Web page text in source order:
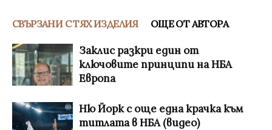
СВЪРЗАНИ С ТЯХ ИЗДЕЛИЯ ОЩЕ ОТ АВТОРА
Заклис разкри един от
ключовите принципи на НБА
Европа
Ню Йорк с още една крачка към
титлата в НБА (видео)